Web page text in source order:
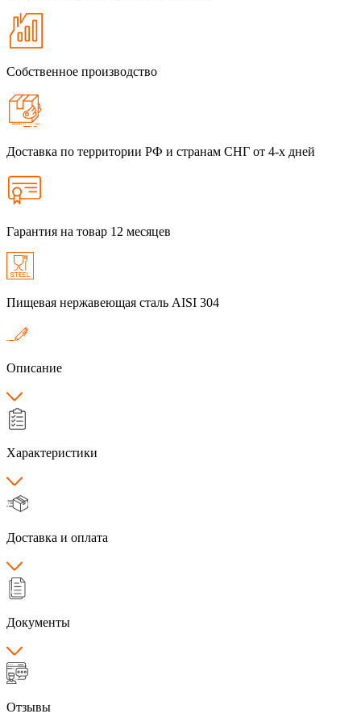
Собственное производство
Доставка по территории РФ и странам СНГ от 4-х дней
Гарантия на товар 12 месяцев
Пищевая нержавеющая сталь AISI 304
Описание
Характеристики
Доставка и оплата
Документы
Отзывы